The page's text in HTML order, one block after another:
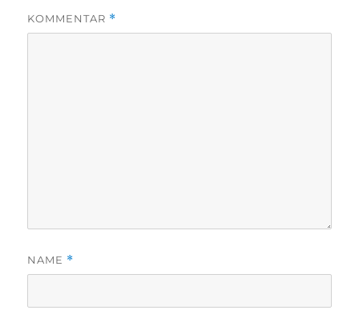
KOMMENTAR *
NAME *